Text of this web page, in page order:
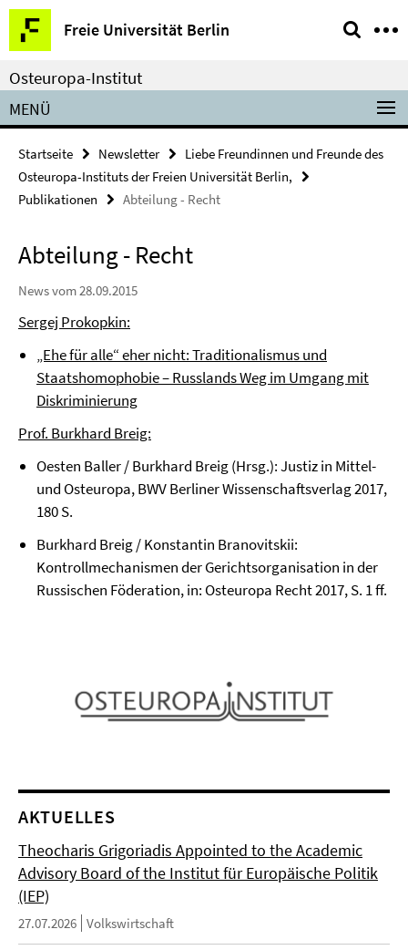
Springe
direkt
zu
Inhalt
Freie Universität Berlin
Service-
Navigation
Osteuropa-Institut
MENÜ
Startseite Newsletter
Liebe Freundinnen und Freunde des
Osteuropa-Instituts der Freien Universität Berlin,
Publikationen
Abteilung - Recht
Abteilung - Recht
News vom 28.09.2015
Sergej Prokopkin:
„Ehe für alle“ eher nicht: Traditionalismus und
Staatshomophobie – Russlands Weg im Umgang mit
Diskriminierung
Prof. Burkhard Breig:
Oesten Baller / Burkhard Breig (Hrsg.): Justiz in Mittel-
und Osteuropa, BWV Berliner Wissenschaftsverlag 2017,
180 S.
Burkhard Breig / Konstantin Branovitskii:
Kontrollmechanismen der Gerichtsorganisation in der
Russischen Föderation, in: Osteuropa Recht 2017, S. 1 ff.
AKTUELLES
Theocharis Grigoriadis Appointed to the Academic
Advisory Board of the Institut für Europäische Politik
(IEP)
27.07.2026 Volkswirtschaft